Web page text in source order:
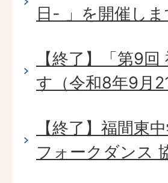
日- 」を開催し
【終了】「第9
す（令和8年9月21
【終了】福間東
フォークダンス